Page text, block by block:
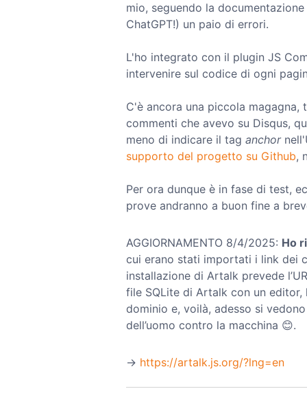
mio, seguendo la
ChatGPT!) un paio di errori.
L'ho integrato con il plugin JS
intervenire sul codice di ogni
C'è ancora una piccola
commenti che avevo su Disqus,
meno di indicare il tag anchor
supporto del progetto su Github,
Per ora dunque è in fase di test,
prove andranno a buon fine a
AGGIORNAMENTO 8/4/2025: Ho
cui erano stati importati i link dei
installazione di Artalk prevede
file SQLite di Artalk con un
dominio e, voilà, adesso si
dell’uomo contro la macchina 😊.
→️ https://artalk.js.org/?lng=en